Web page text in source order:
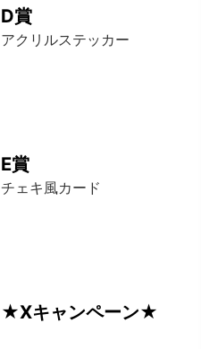
D賞
アクリルステッカー
E賞
チェキ風カード
★Xキャンペーン★